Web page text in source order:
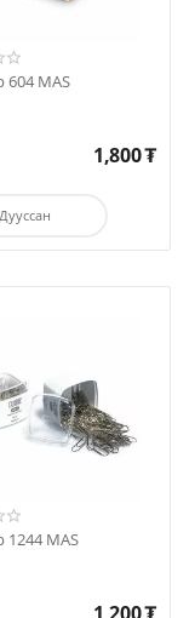
604 MAS
1,800₮
Дууссан
1244 MAS